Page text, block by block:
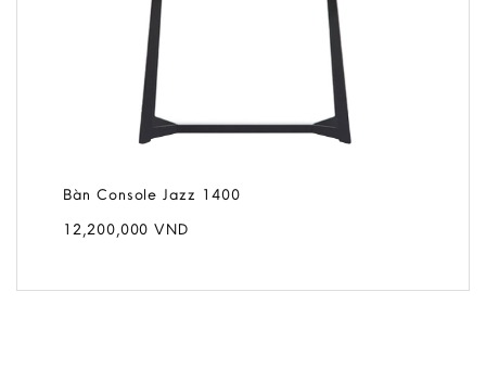
Bàn Console Jazz 1400
12,200,000VND